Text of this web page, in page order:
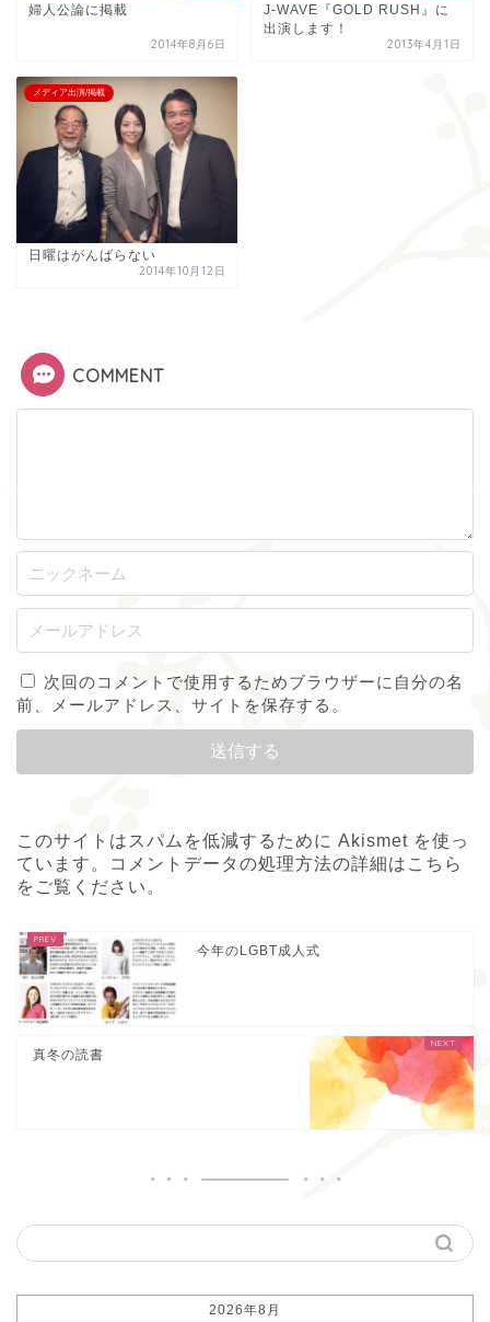
婦人公論に掲載
2014年8月6日
J-WAVE『GOLD RUSH』に
出演します！
2013年4月1日
メディア出演/掲載
日曜はがんばらない
2014年10月12日
COMMENT
次回のコメントで使用するためブラウザーに自分の名
前、メールアドレス、サイトを保存する。
このサイトはスパムを低減するために Akismet を使っ
ています。
コメントデータの処理方法の詳細はこちら
をご覧ください 。
今年のLGBT成人式
真冬の読書
2026年8月